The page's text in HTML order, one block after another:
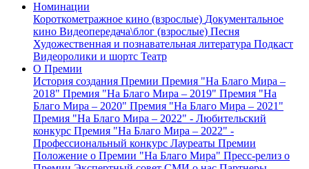
Номинации
Короткометражное кино (взрослые) Документальное
кино Видеопередача\блог (взрослые) Песня
Художественная и познавательная литература Подкаст
Видеоролики и шортс Театр
О Премии
История создания Премии Премия "На Благо Мира –
2018" Премия "На Благо Мира – 2019" Премия "На
Благо Мира – 2020" Премия "На Благо Мира – 2021"
Премия "На Благо Мира – 2022" - Любительский
конкурс Премия "На Благо Мира – 2022" -
Профессиональный конкурс Лауреаты Премии
Положение о Премии "На Благо Мира" Пресс-релиз о